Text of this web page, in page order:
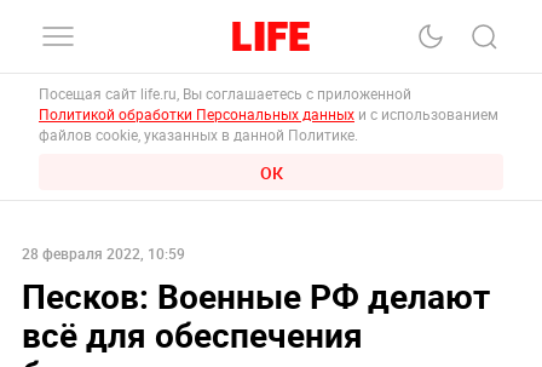
Посещая сайт life.ru, Вы соглашаетесь с приложенной
Политикой обработки Персональных данных и с использованием
файлов cookie, указанных в данной Политике.
ОК
28 февраля 2022, 10:59
Песков: Военные РФ делают
всё для обеспечения